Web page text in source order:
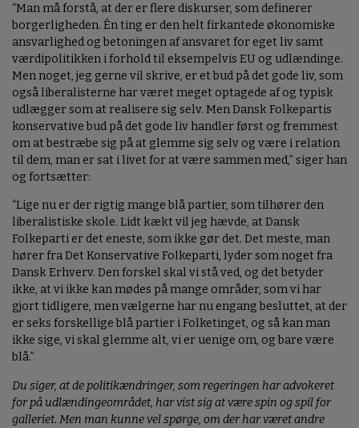
“Man må forstå, at der er flere diskurser, som definerer
borgerligheden. Én ting er den helt firkantede økonomiske
ansvarlighed og betoningen af ansvaret for eget liv samt
værdipolitikken i forhold til eksempelvis EU og udlændinge.
Men noget, jeg gerne vil skrive, er et bud på det gode liv, som
også liberalisterne har været meget optagede af og typisk
udlægger som at realisere sig selv. Men Dansk Folkepartis
konservative bud på det gode liv handler først og fremmest
om at bestræbe sig på at glemme sig selv og være i relation
til dem, man er sat i livet for at være sammen med,” siger han
og fortsætter:
“Lige nu er der rigtig mange blå partier, som tilhører den
liberalistiske skole. Lidt kækt vil jeg hævde, at Dansk
Folkeparti er det eneste, som ikke gør det. Det meste, man
hører fra Det Konservative Folkeparti, lyder som noget fra
Dansk Erhverv. Den forskel skal vi stå ved, og det betyder
ikke, at vi ikke kan mødes på mange områder, som vi har
gjort tidligere, men vælgerne har nu engang besluttet, at der
er seks forskellige blå partier i Folketinget, og så kan man
ikke sige, vi skal glemme alt, vi er uenige om, og bare være
blå.”
Du siger, at de politikændringer, som regeringen har advokeret
for på udlændingeområdet, har vist sig at være spin og spil for
galleriet. Men man kunne vel spørge, om der har været andre